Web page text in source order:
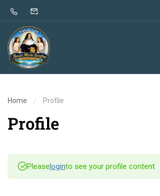
Home Profile
Profile
Pleaseloginto see your profile content